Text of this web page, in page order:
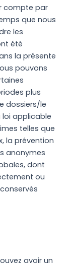
compte par
que nous
les
été
la présente
pouvons
plus
dossiers/le
applicable
telles que
la prévention
anonymes
dont
ou
avoir un